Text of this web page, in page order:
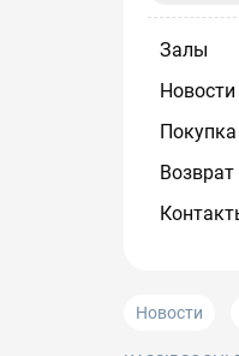
Залы
Новости
Новости